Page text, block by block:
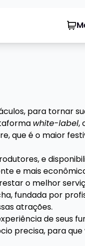
para tornar
white-label,
que é o maior
e
e mais
o melhor
fundada por
atrações.
de seus
precisa, para